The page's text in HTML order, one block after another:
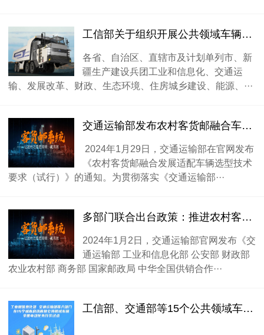
工信部关于组织开展公共领域车辆全面电动化先行区试点工作的通知
各省、自治区、直辖市及计划单列市、新
疆生产建设兵团工业和信息化、交通运
输、发展改革、财政、生态环境、住房城乡建设、能源、···
交通运输部发布农村客货邮融合车辆标准
2024年1月29日，交通运输部在官网发布
《农村客货邮融合发展适配车辆选型技术
要求（试行）》的通知。为贯彻落实《交通运输部···
多部门联合出台政策：推进农村客货邮融合发展 鼓励货运班车等模式
2024年1月2日，交通运输部官网发布《交
通运输部 工业和信息化部 公安部 财政部
农业农村部 商务部 国家邮政局 中华全国供销合作···
工信部、交通部等15个公共领域车辆全面电动化先行区试点城市启动